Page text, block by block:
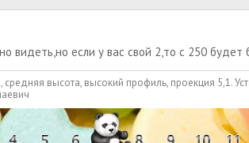
видеть,но если у вас свой 2,то с 250 будет
средняя высота, высокий профиль, проекция 5,1.